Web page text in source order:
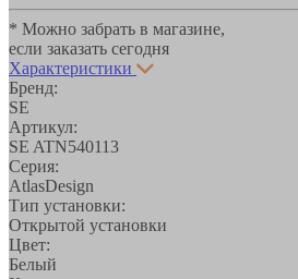
* Можно забрать в магазине,
если заказать сегодня
Характеристики
Бренд:
SE
Артикул:
SE ATN540113
Серия:
AtlasDesign
Тип установки:
Открытой установки
Цвет:
Белый